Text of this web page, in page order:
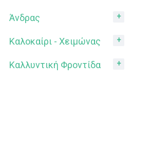
Άνδρας
Καλοκαίρι - Χειμώνας
Καλλυντική Φροντίδα